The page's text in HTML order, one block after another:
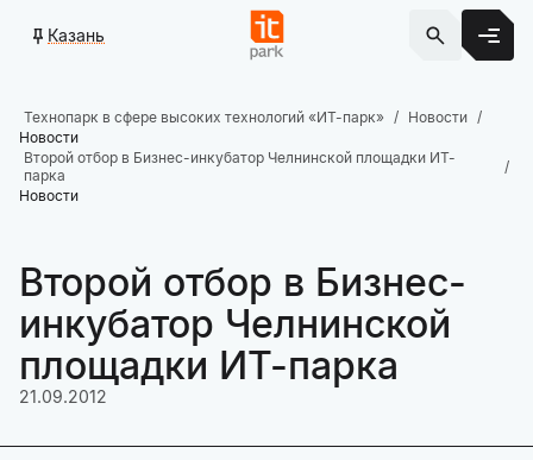
Казань
Технопарк в сфере высоких технологий «ИТ-парк»
Новости
Новости
Второй отбор в Бизнес-инкубатор Челнинской площадки ИТ-
парка
Новости
Второй отбор в Бизнес-
инкубатор Челнинской
площадки ИТ-парка
21.09.2012